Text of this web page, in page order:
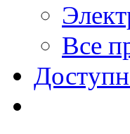
Все